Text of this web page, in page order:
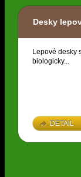
Desky
Lepové desky
biologicky...
DETAIL